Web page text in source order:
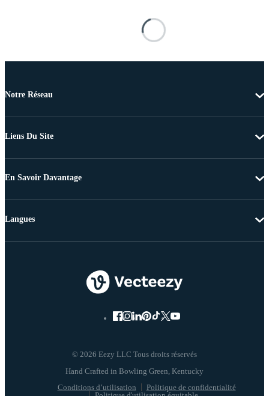
Notre Réseau
Liens Du Site
En Savoir Davantage
© 2026 Eezy LLC Tous droits réservés
Conditions d’utilisation
Politique de confidentialité
Langues